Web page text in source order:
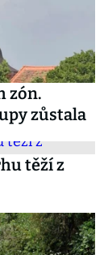
zón.
zůstala
těží z